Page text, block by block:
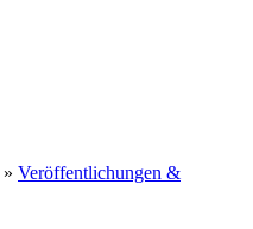
» Veröffentlichungen &